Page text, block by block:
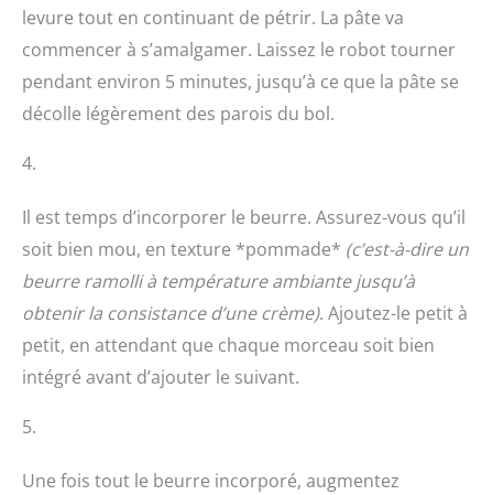
levure tout en continuant de pétrir. La pâte va
commencer à s’amalgamer. Laissez le robot tourner
pendant environ 5 minutes, jusqu’à ce que la pâte se
décolle légèrement des parois du bol.
4.
Il est temps d’incorporer le beurre. Assurez-vous qu’il
soit bien mou, en texture *pommade* (c’est-à-dire un
beurre ramolli à température ambiante jusqu’à
obtenir la consistance d’une crème). Ajoutez-le petit à
petit, en attendant que chaque morceau soit bien
intégré avant d’ajouter le suivant.
5.
Une fois tout le beurre incorporé, augmentez